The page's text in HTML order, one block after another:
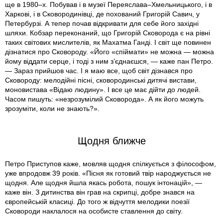
ще в 1980–х. Побував і в музеї Переяслава–Хмельницького, і в
Харкові, і в Сковородинівці, де похований Григорій Савич, у
Петербурзі. А тепер почав відкривати для себе його західні
шляхи. Кобзар переконаний, що Григорій Сковорода є на рівні
таких світових мислителів, як Махатма Ганді. І світ ще повинен
дізнатися про Сковороду. «Його «спіймати» не можна — можна
йому віддати серце, і тоді з ним з’єднаєшся, — каже пан Петро.
— Зараз прийшов час. І я маю все, щоб світ дізнався про
Сковороду: мелодійні пісні, сковородинські дитячі вистави,
моновистава «Відаю людину». І все це має дійти до людей.
Часом пишуть: «незрозумілий Сковорода». А як його можуть
зрозуміти, коли не знають?».
Щодня ближче
Петро Приступов каже, мов­ляв щодня спілкується з філософом,
уже впродовж 39 років. «Пісня як готовий твір народжується не
щодня. Але щодня йшла якась робота, пошук інтонацій», —
каже він. З дитинства він грав на скрипці, добре знався на
європейській класиці. До того ж відчуття мелодики поезії
Сковороди наклалося на особисте ставлення до світу.